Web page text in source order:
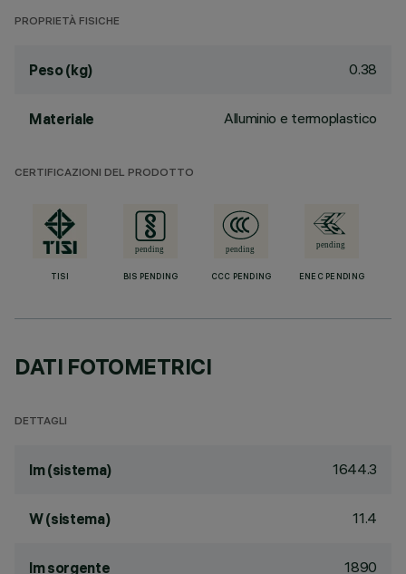
PROPRIETÀ FISICHE
Peso (kg) 0.38
Materiale Alluminio e termoplastico
CERTIFICAZIONI DEL PRODOTTO
TISI BIS PENDING CCC PENDING ENEC PENDING
DATI FOTOMETRICI
DETTAGLI
lm (sistema) 1644.3
W (sistema) 11.4
lm sorgente 1890